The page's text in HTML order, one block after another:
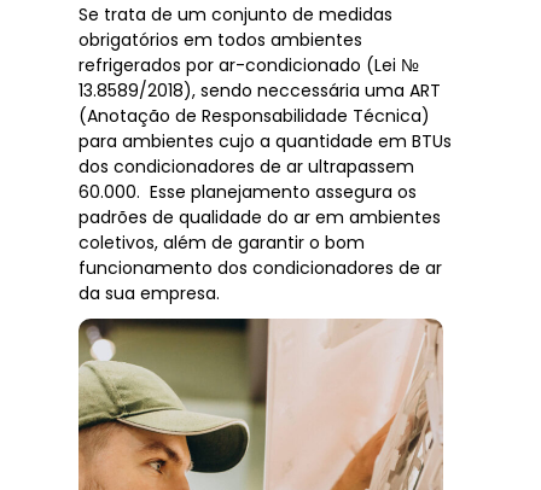
Se trata de um conjunto de medidas
obrigatórios em todos ambientes
refrigerados por ar-condicionado (Lei №
13.8589/2018), sendo neccessária uma ART
(Anotação de Responsabilidade Técnica)
para ambientes cujo a quantidade em BTUs
dos condicionadores de ar ultrapassem
60.000. Esse planejamento assegura os
padrões de qualidade do ar em ambientes
coletivos, além de garantir o bom
funcionamento dos condicionadores de ar
da sua empresa.